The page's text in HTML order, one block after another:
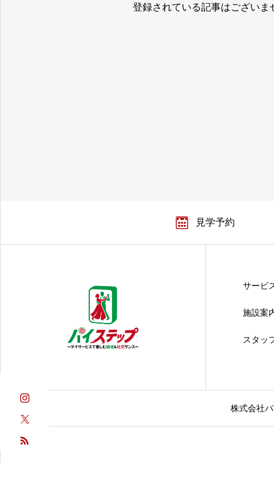
登録されている記事はございま
見学予約
サービ
施設案
スタッ
株式会社